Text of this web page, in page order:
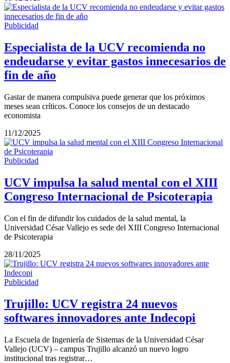
Publicidad
Especialista de la UCV recomienda no
endeudarse y evitar gastos innecesarios de
fin de año
Gastar de manera compulsiva puede generar que los próximos
meses sean críticos. Conoce los consejos de un destacado
economista
11/12/2025
Publicidad
UCV impulsa la salud mental con el XIII
Congreso Internacional de Psicoterapia
Con el fin de difundir los cuidados de la salud mental, la
Universidad César Vallejo es sede del XIII Congreso Internacional
de Psicoterapia
28/11/2025
Publicidad
Trujillo: UCV registra 24 nuevos
softwares innovadores ante Indecopi
La Escuela de Ingeniería de Sistemas de la Universidad César
Vallejo (UCV) – campus Trujillo alcanzó un nuevo logro
institucional tras registrar…